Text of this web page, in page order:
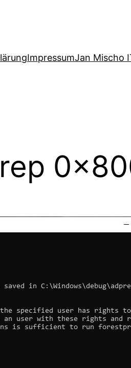
ImpressumJan Mischo